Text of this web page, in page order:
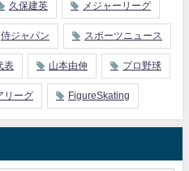
久保建英 メジャーリーグ
侍ジャパン スポーツニュース
表 山本由伸 プロ野球
リーグ FigureSkating